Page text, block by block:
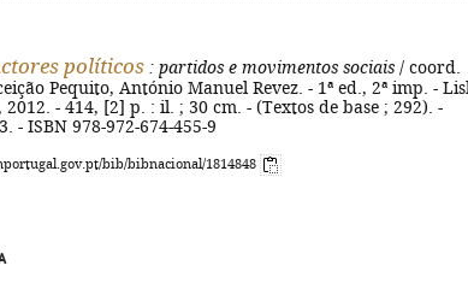
políticos : partidos e movimentos sociais / coord.
Pequito, António Manuel Revez. - 1ª ed., 2ª imp. -
- 414, [2] p. : il. ; 30 cm. - (Textos de base ; 292). -
- ISBN 978-972-674-455-9
bib/bibnacional/1814848